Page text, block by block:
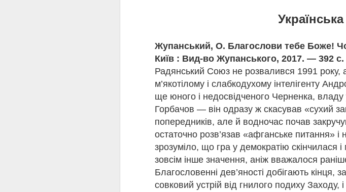
Жупанський, О. Благослови тебе Боже!
Київ : Вид-во Жупанського, 2017. — 392
Радянський Союз не розвалився 1991 року,
м’якотілому і слабкодухому інтелігенту
ще юного і недосвідченого Черненка,
Горбачов — він одразу ж скасував «сухий
попередників, але й водночас почав
остаточно розв’язав «афганське питання»
зрозуміло, що гра у демократію скінчилася
зовсім інше значення, аніж вважалося
Благословенні дев’яності добігають кінця,
совковий устрій від гнилого подиху
камери київського ґестапо вона залишила останній
21 лютого 1942 року подружжя Теліг було розстріляне в
окупантами. Лише завдяки збереженим копіям у 1946 році
яка відкрила читачам силу її поетичного слова.
Минуло 120 років від дня народження Олени Теліги, але
завдяки таким постатям, як Олена, сучасна українська
жертовність стали частиною традиції, яку сьогодні
українського слова та національної пам’яті.